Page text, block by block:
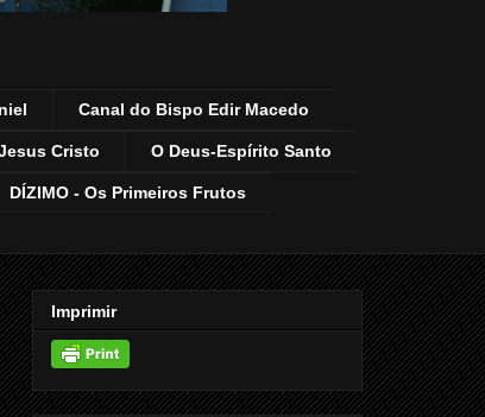
Canal do Bispo Edir Macedo
Cristo O Deus-Espírito Santo
DÍZIMO - Os Primeiros Frutos
Imprimir